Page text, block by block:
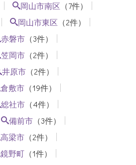
岡山市南区 （7件）
岡山市東区 （2件）
赤磐市 （3件）
笠岡市 （2件）
井原市 （2件）
倉敷市 （19件）
総社市 （4件）
備前市 （3件）
高梁市 （2件）
鏡野町 （1件）